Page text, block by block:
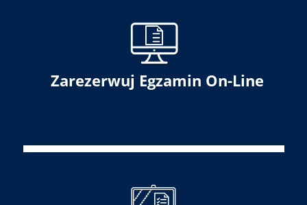
Zarezerwuj Egzamin On-Line